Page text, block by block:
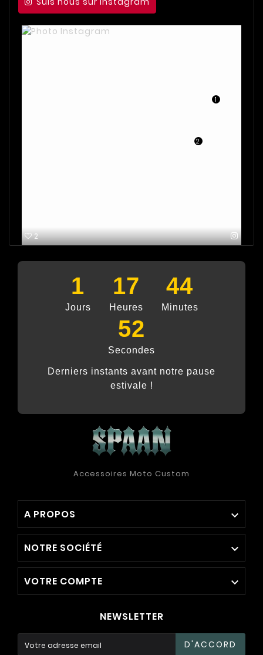
1
2
2
1
Jours
17
Heures
44
Minutes
51
Secondes
Derniers instants avant notre pause
estivale !
Accessoires Moto Custom
A PROPOS 
NOTRE SOCIÉTÉ 
VOTRE COMPTE 
NEWSLETTER
D'ACCORD